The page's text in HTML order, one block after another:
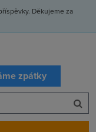
Děkujeme za
zpátky